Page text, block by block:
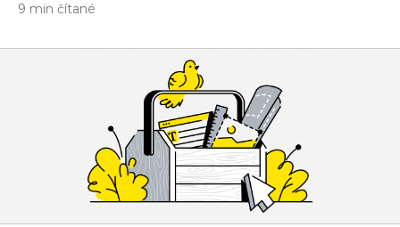
9 min čítané